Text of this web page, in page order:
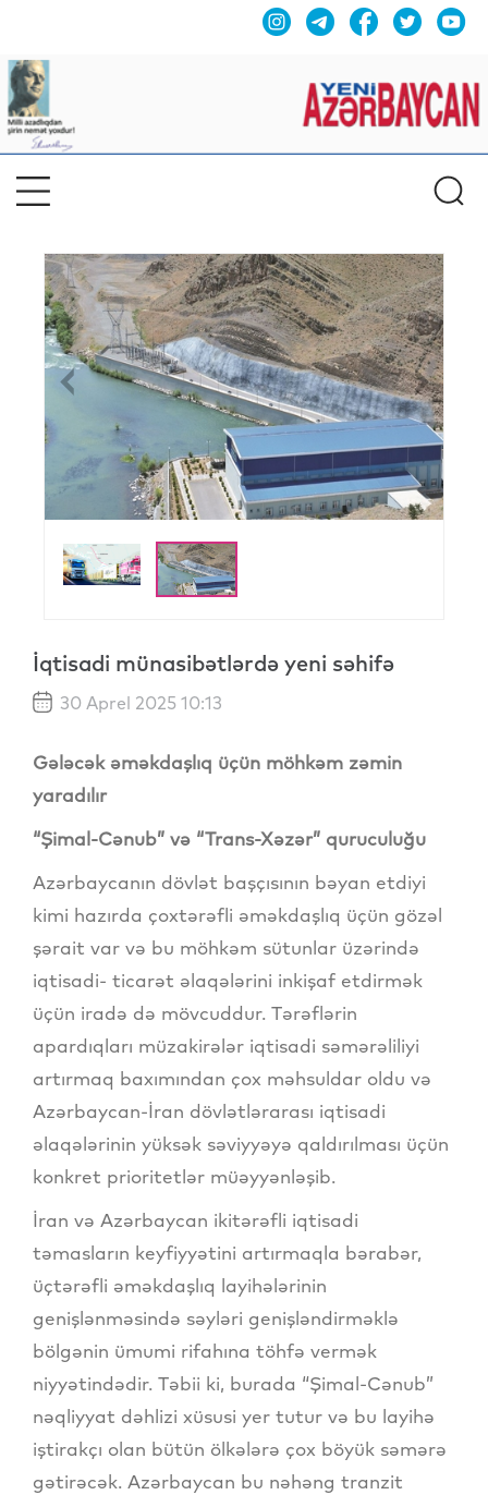
Previous
İqtisadi münasibətlərdə yeni səhifə
30 Aprel 2025 10:13
Gələcək əməkdaşlıq üçün möhkəm zəmin
yaradılır
“Şimal-Cənub” və “Trans-Xəzər” quruculuğu
Azərbaycanın dövlət başçısının bəyan etdiyi
kimi hazırda çoxtərəfli əməkdaşlıq üçün gözəl
şərait var və bu möhkəm sütunlar üzərində
iqtisadi- ticarət əlaqələrini inkişaf etdirmək
üçün iradə də mövcuddur. Tərəflərin
apardıqları müzakirələr iqtisadi səmərəliliyi
artırmaq baxımından çox məhsuldar oldu və
Azərbaycan-İran dövlətlərarası iqtisadi
əlaqələrinin yüksək səviyyəyə qaldırılması üçün
konkret prioritetlər müəyyənləşib.
İran və Azərbaycan ikitərəfli iqtisadi
təmasların keyfiyyətini artırmaqla bərabər,
üçtərəfli əməkdaşlıq layihələrinin
genişlənməsində səyləri genişləndirməklə
bölgənin ümumi rifahına töhfə vermək
niyyətindədir. Təbii ki, burada “Şimal-Cənub”
nəqliyyat dəhlizi xüsusi yer tutur və bu layihə
iştirakçı olan bütün ölkələrə çox böyük səmərə
gətirəcək. Azərbaycan bu nəhəng tranzit